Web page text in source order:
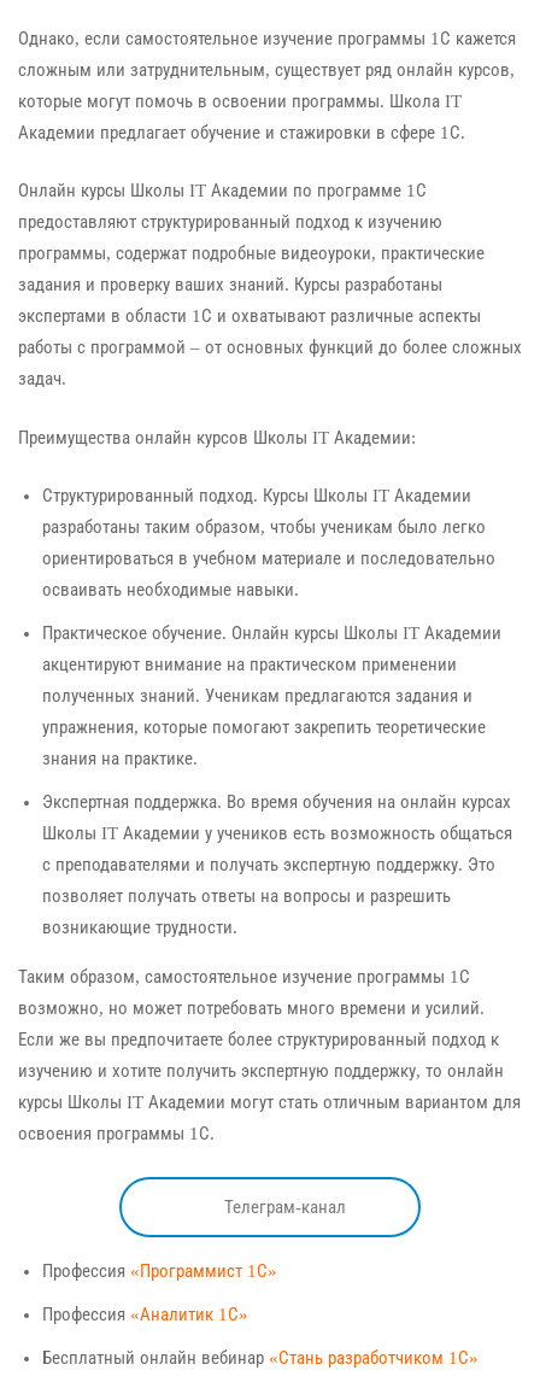
Однако, если самостоятельное изучение программы 1С кажется
сложным или затруднительным, существует ряд онлайн курсов,
которые могут помочь в освоении программы. Школа IT
Академии предлагает обучение и стажировки в сфере 1С.
Онлайн курсы Школы IT Академии по программе 1С
предоставляют структурированный подход к изучению
программы, содержат подробные видеоуроки, практические
задания и проверку ваших знаний. Курсы разработаны
экспертами в области 1С и охватывают различные аспекты
работы с программой – от основных функций до более сложных
задач.
Преимущества онлайн курсов Школы IT Академии:
Структурированный подход. Курсы Школы IT Академии
разработаны таким образом, чтобы ученикам было легко
ориентироваться в учебном материале и последовательно
осваивать необходимые навыки.
Практическое обучение. Онлайн курсы Школы IT Академии
акцентируют внимание на практическом применении
полученных знаний. Ученикам предлагаются задания и
упражнения, которые помогают закрепить теоретические
знания на практике.
Экспертная поддержка. Во время обучения на онлайн курсах
Школы IT Академии у учеников есть возможность общаться
с преподавателями и получать экспертную поддержку. Это
позволяет получать ответы на вопросы и разрешить
возникающие трудности.
Таким образом, самостоятельное изучение программы 1С
возможно, но может потребовать много времени и усилий.
Если же вы предпочитаете более структурированный подход к
изучению и хотите получить экспертную поддержку, то онлайн
курсы Школы IT Академии могут стать отличным вариантом для
освоения программы 1С.
Телеграм-канал
Профессия «Программист 1С»
Профессия «Аналитик 1С»
Бесплатный онлайн вебинар «Стань разработчиком 1С»